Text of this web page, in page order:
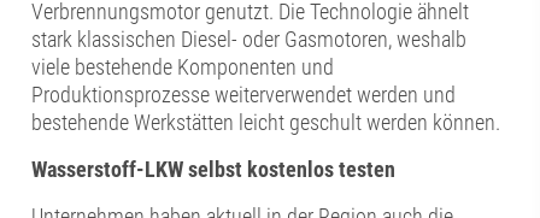
Verbrennungsmotor genutzt. Die Technologie ähnelt
stark klassischen Diesel- oder Gasmotoren, weshalb
viele bestehende Komponenten und
Produktionsprozesse weiterverwendet werden und
bestehende Werkstätten leicht geschult werden können.
Wasserstoff-LKW selbst kostenlos testen